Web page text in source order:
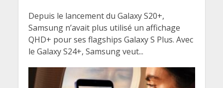
Depuis le lancement du Galaxy S20+,
Samsung n’avait plus utilisé un affichage
QHD+ pour ses flagships Galaxy S Plus. Avec
le Galaxy S24+, Samsung veut...